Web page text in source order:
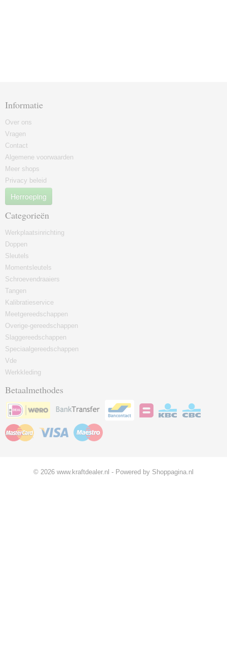
Informatie
Over ons
Vragen
Contact
Algemene voorwaarden
Meer shops
Privacy beleid
Herroeping
Categorieën
Werkplaatsinrichting
Doppen
Sleutels
Momentsleutels
Schroevendraaiers
Tangen
Kalibratieservice
Meetgereedschappen
Overige-gereedschappen
Slaggereedschappen
Speciaalgereedschappen
Vde
Werkkleding
Betaalmethodes
© 2026 www.kraftdealer.nl - Powered by Shoppagina.nl